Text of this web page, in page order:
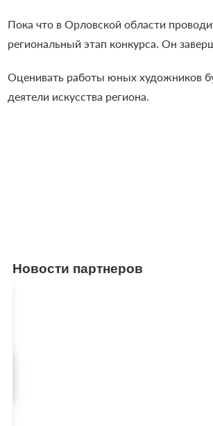
Пока что в Орловской области
региональный этап конкурса. Он
Оценивать работы юных художников
деятели искусства региона.
Новости партнеров